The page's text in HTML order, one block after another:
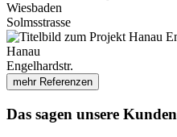
Wiesbaden
Solmsstrasse
Hanau
Engelhardstr.
mehr Referenzen
Das sagen unsere Kunden